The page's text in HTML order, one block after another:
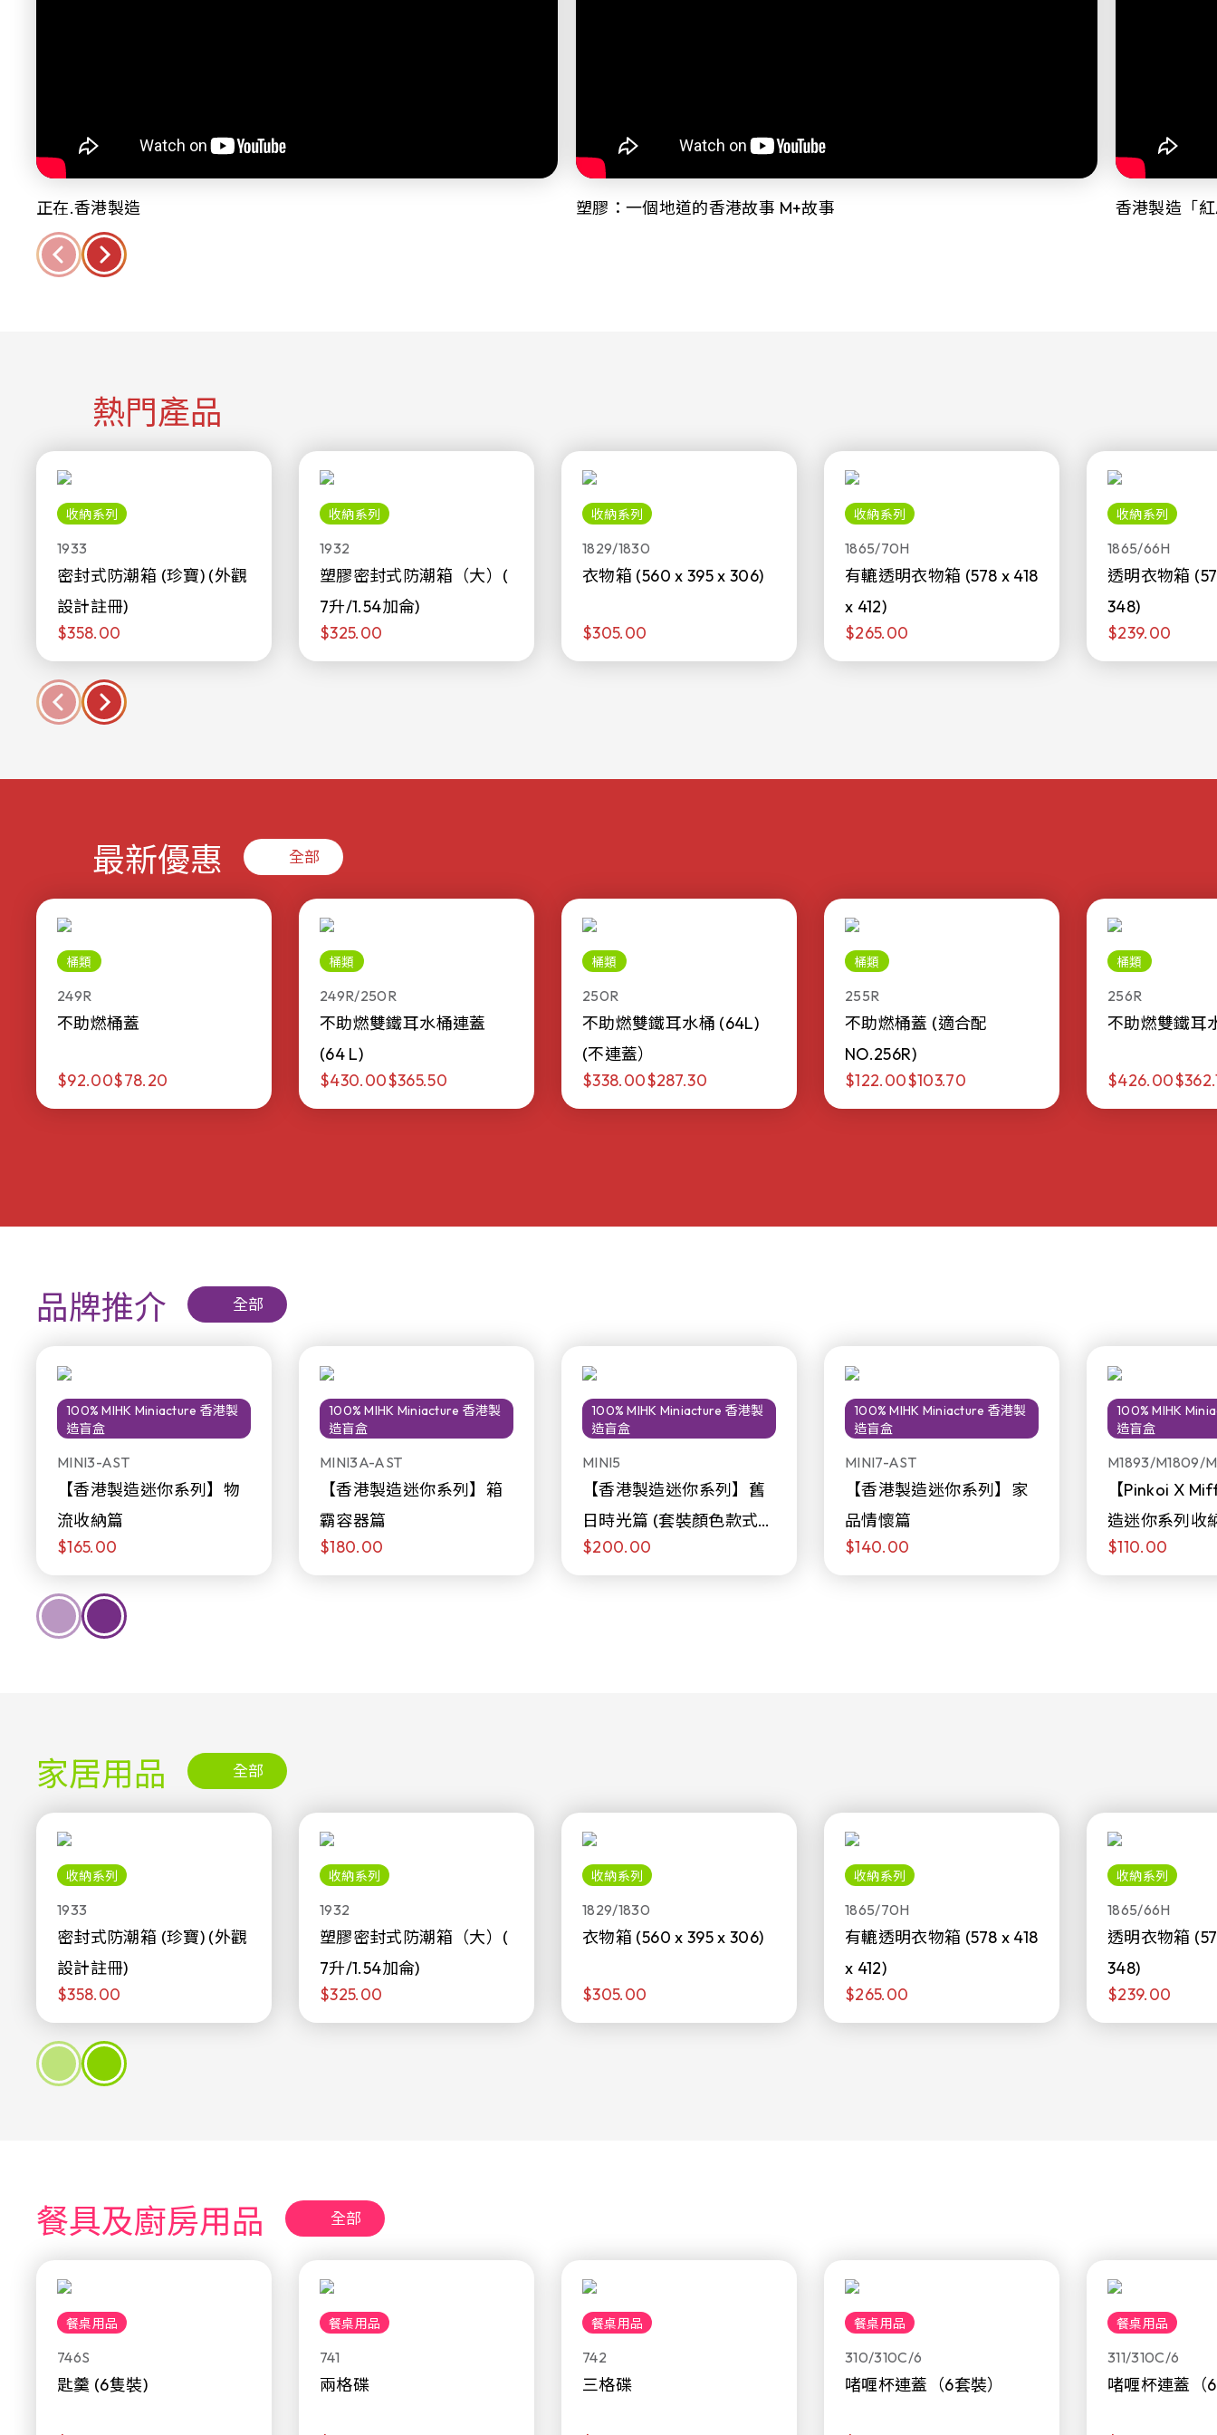
正在.香港製造 塑膠：一個地道的香港故事 M+故事 香港製造「
熱門產品
收納系列
1933
密封式防潮箱 (珍寶) (外觀
設計註冊)
$358.00
收納系列
1932
塑膠密封式防潮箱（大）(
7升/1.54加侖)
$325.00
收納系列
1829/1830
衣物箱 (560 x 395 x 306)
$305.00
收納系列
1865/70H
有轆透明衣物箱 (578 x 418
x 412)
$265.00
收納系列
1865/66H
透明衣物箱
348)
$239.00
最新優惠 全部
桶類
249R
不助燃桶蓋
$92.00$78.20
桶類
249R/250R
不助燃雙鐵耳水桶連蓋
(64 L)
$430.00$365.50
桶類
250R
不助燃雙鐵耳水桶 (64L)
(不連蓋）
$338.00$287.30
桶類
255R
不助燃桶蓋 (適合配
NO.256R)
$122.00$103.70
桶類
256R
不助燃雙鐵耳
$426.00
品牌推介 全部
100% MIHK Miniacture 香港製
造盲盒
MINI3-AST
【香港製造迷你系列】物
流收納篇
$165.00
100% MIHK Miniacture 香港製
造盲盒
MINI3A-AST
【香港製造迷你系列】箱
霸容器篇
$180.00
100% MIHK Miniacture 香港製
造盲盒
MINI5
【香港製造迷你系列】舊
日時光篇 (套裝顏色款式隨
機販售)
$200.00
100% MIHK Miniacture 香港製
造盲盒
MINI7-AST
【香港製造迷你系列】家
品情懷篇
$140.00
100% MIHK
造盲盒
M1893/M1809/
【Pinkoi X
造迷你系列收
日限定發售)
$110.00
家居用品 全部
收納系列
1933
密封式防潮箱 (珍寶) (外觀
設計註冊)
$358.00
收納系列
1932
塑膠密封式防潮箱（大）(
7升/1.54加侖)
$325.00
收納系列
1829/1830
衣物箱 (560 x 395 x 306)
$305.00
收納系列
1865/70H
有轆透明衣物箱 (578 x 418
x 412)
$265.00
收納系列
1865/66H
透明衣物箱
348)
$239.00
餐具及廚房用品 全部
餐桌用品
746S
匙羹 (6隻裝)
餐桌用品
741
兩格碟
餐桌用品
742
三格碟
餐桌用品
310/310C/6
啫喱杯連蓋（6套裝）
餐桌用品
311/310C/6
啫喱杯連蓋（